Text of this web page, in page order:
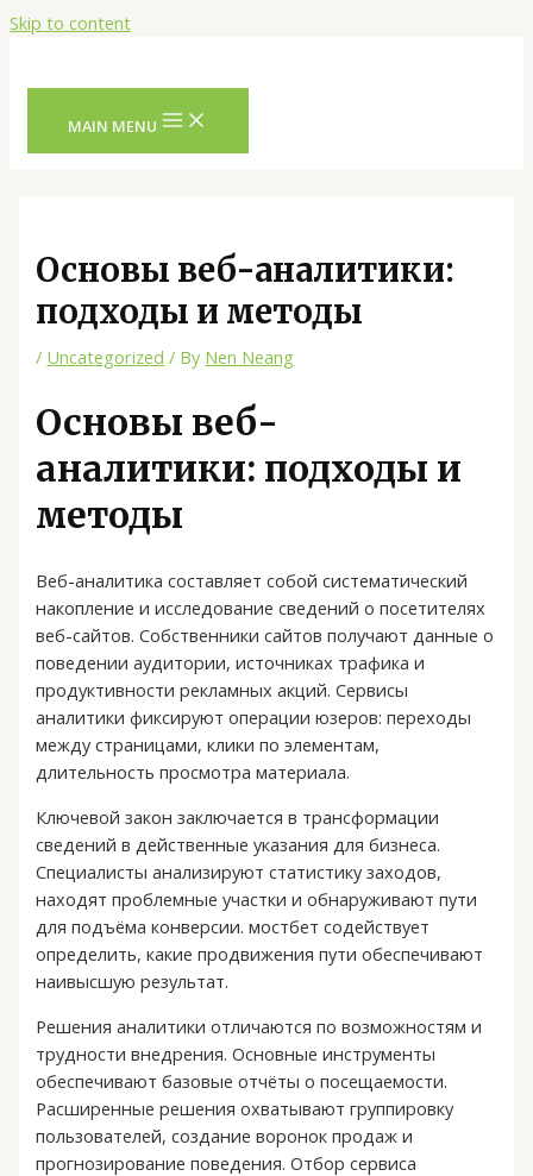
Skip to content
MAIN MENU
Основы веб-аналитики:
подходы и методы
/ Uncategorized / By Nen Neang
Основы веб-
аналитики: подходы и
методы
Веб-аналитика составляет собой систематический
накопление и исследование сведений о посетителях
веб-сайтов. Собственники сайтов получают данные о
поведении аудитории, источниках трафика и
продуктивности рекламных акций. Сервисы
аналитики фиксируют операции юзеров: переходы
между страницами, клики по элементам,
длительность просмотра материала.
Ключевой закон заключается в трансформации
сведений в действенные указания для бизнеса.
Специалисты анализируют статистику заходов,
находят проблемные участки и обнаруживают пути
для подъёма конверсии. мостбет содействует
определить, какие продвижения пути обеспечивают
наивысшую результат.
Решения аналитики отличаются по возможностям и
трудности внедрения. Основные инструменты
обеспечивают базовые отчёты о посещаемости.
Расширенные решения охватывают группировку
пользователей, создание воронок продаж и
прогнозирование поведения. Отбор сервиса